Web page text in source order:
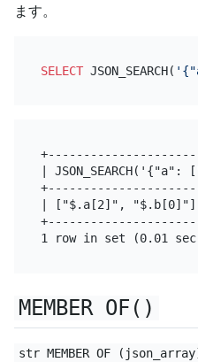
ます。
SELECT JSON_SEARCH(
|
| ["$.a[2]",
MEMBER OF()
str MEMBER OF